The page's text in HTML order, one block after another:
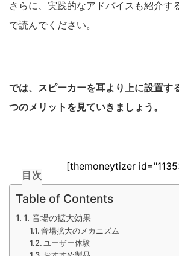
さらに、実践的なアドバイスも紹介す
で読んでください。
では、スピーカーを耳より上に設置す
つのメリットを見ていきましょう。
[themoneytizer
目次
Table of Contents
1. 音場の拡大効果
音場拡大のメカニズム
ユーザー体験